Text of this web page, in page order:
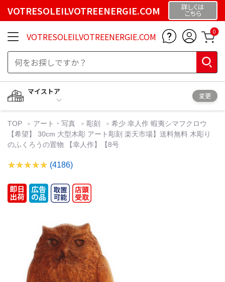
VOTRESOLEILVOTREENERGIE.COM 詳しくは
こちら
VOTRESOLEILVOTREENERGIE.COM 0
マイストア
変更
TOP アート・写真 彫刻
希少 幸人作 蝦夷シマフクロウ
【希望】 30cm 大型木彫 アート彫刻 楽天市場】送料無料 木彫り
のふくろうの置物 【幸人作】【8号
(4186)